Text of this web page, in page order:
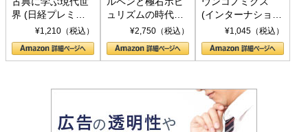
界 (日経プレミア
シリーズ)¥1,210（税込）
ュリズムの時代：
〈ヤヌス〉の二つ
の顔
¥2,750（税込）
(インターナショナ
ル新書)¥1,045（税込）